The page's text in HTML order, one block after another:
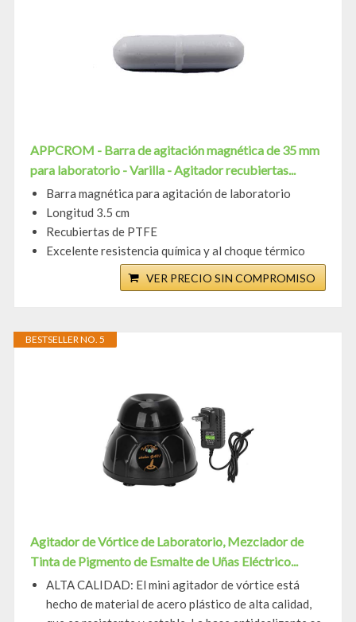
APPCROM - Barra de agitación magnética de 35 mm
para laboratorio - Varilla - Agitador recubiertas...
Barra magnética para agitación de laboratorio
Longitud 3.5 cm
Recubiertas de PTFE
Excelente resistencia química y al choque térmico
VER PRECIO SIN COMPROMISO
BESTSELLER NO. 5
Agitador de Vórtice de Laboratorio, Mezclador de
Tinta de Pigmento de Esmalte de Uñas Eléctrico...
ALTA CALIDAD: El mini agitador de vórtice está
hecho de material de acero plástico de alta calidad,